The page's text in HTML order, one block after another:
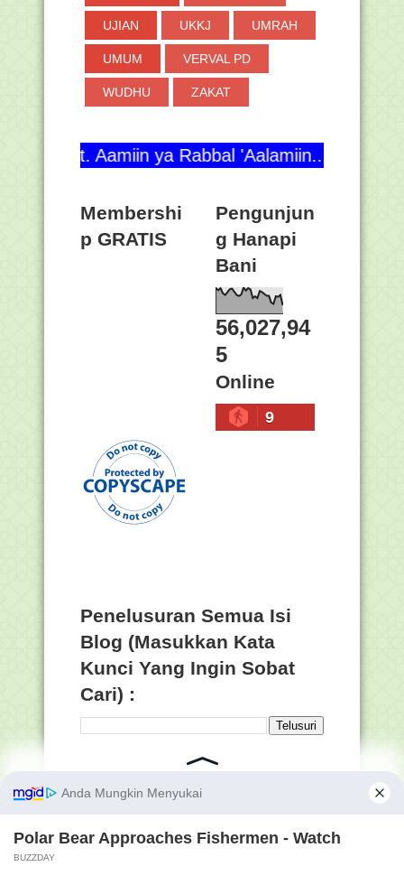
UJIAN UKKJ UMRAH
UMUM VERVAL PD
WUDHU ZAKAT
ya Rabbal 'Aalamiin.....!!!
Membershi
p GRATIS
Pengunjun
g Hanapi
Bani
56,027,94
5
Online
9
Penelusuran Semua Isi
Blog (Masukkan Kata
Kunci Yang Ingin Sobat
Cari) :